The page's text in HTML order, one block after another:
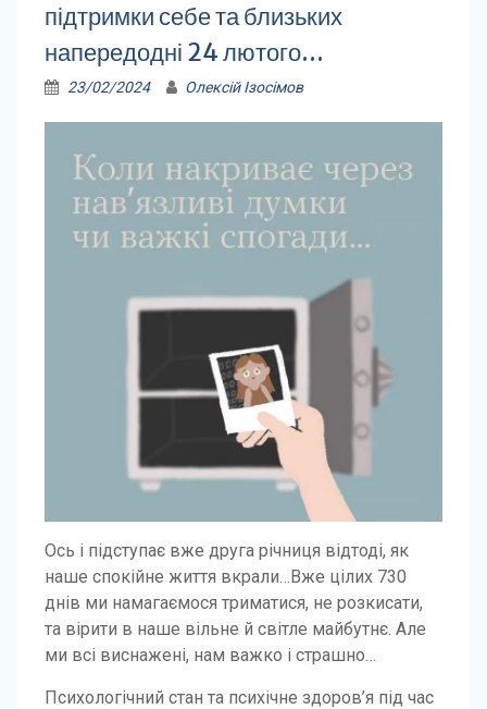
підтримки себе та близьких
напередодні 24 лютого…
23/02/2024 Олексій Ізосімов
Ось і підступає вже друга річниця відтоді, як
наше спокійне життя вкрали…Вже цілих 730
днів ми намагаємося триматися, не розкисати,
та вірити в наше вільне й світле майбутнє. Але
ми всі виснажені, нам важко і страшно…
Психологічний стан та психічне здоров’я під час